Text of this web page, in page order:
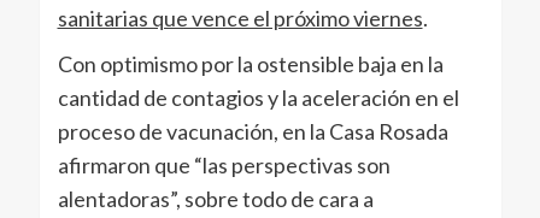
sanitarias que vence el próximo viernes.
Con optimismo por la ostensible baja en la
cantidad de contagios y la aceleración en el
proceso de vacunación, en la Casa Rosada
afirmaron que “las perspectivas son
alentadoras”, sobre todo de cara a